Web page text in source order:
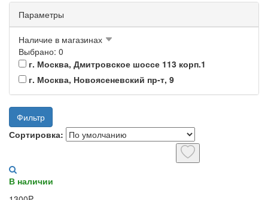
Параметры
Наличие в магазинах
Выбрано: 0
г. Москва, Дмитровское шоссе 113 корп.1
г. Москва, Новоясеневский пр-т, 9
Фильтр
Сортировка:
В наличии